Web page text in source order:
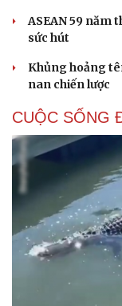
ASEAN 59 năm
sức hút
Khủng hoảng
nan chiến lược
CUỘC SỐNG